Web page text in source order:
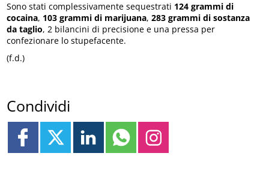
Sono stati complessivamente sequestrati 124 grammi di
cocaina, 103 grammi di marijuana,283 grammi di sostanza
da taglio, 2 bilancini di precisione e una pressa per
confezionare lo stupefacente.
(f.d.)
Condividi